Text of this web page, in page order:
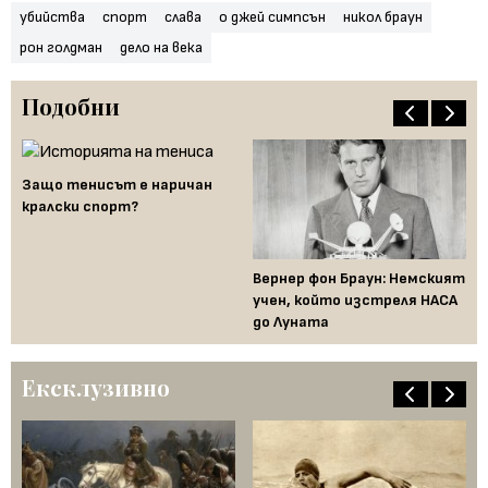
убийства спорт слава о джей симпсън
никол браун
рон голдман
дело на века
Подобни
Защо тенисът е наричан
кралски спорт?
Вернер фон Браун: Немският
учен, който изстреля НАСА
до Луната
Ексклузивно